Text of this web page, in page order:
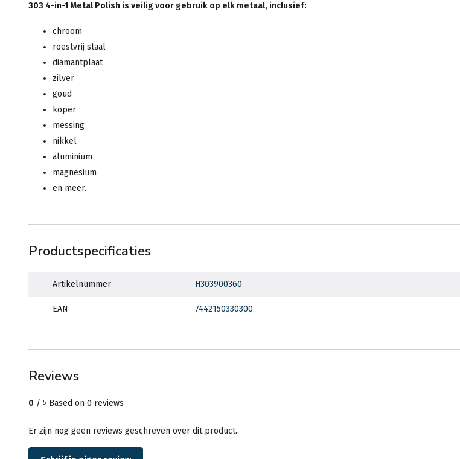
303 4-in-1 Metal Polish is veilig voor gebruik op elk metaal, inclusief:
chroom
roestvrij staal
diamantplaat
zilver
goud
koper
messing
nikkel
aluminium
magnesium
en meer.
Productspecificaties
Artikelnummer H303900360
EAN 7442150330300
Reviews
0 / 5 Based on 0 reviews
Er zijn nog geen reviews geschreven over dit product..